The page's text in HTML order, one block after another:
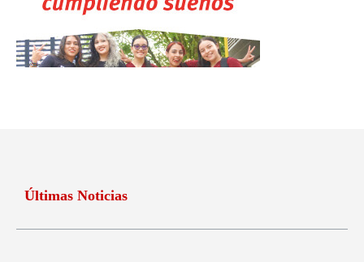
Últimas Noticias